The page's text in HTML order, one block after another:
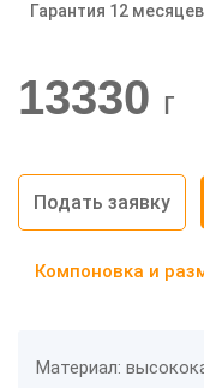
-20%
Гарантия 12 месяцев
13330 г
Подать заявку
Компоновка и
Материал: